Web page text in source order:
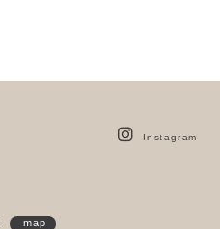
Instagram
map